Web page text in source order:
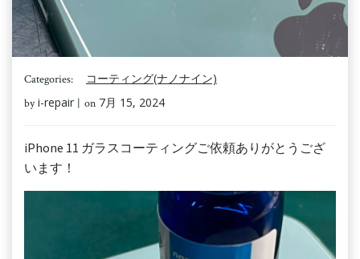
Categories: コーティング(ナノナイン)
by i-repair | on 7月 15, 2024
iPhone 11 ガラスコーティングご依頼ありがとうござ
います！